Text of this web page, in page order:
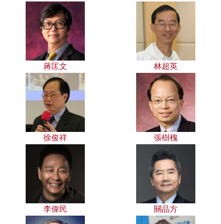
蔣匡文 林超英
徐俊祥 張樹槐
李偉民 關品方